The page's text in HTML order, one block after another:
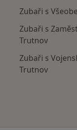
Zubaři s
Zubaři s
Trutnov
Zubaři s
Trutnov